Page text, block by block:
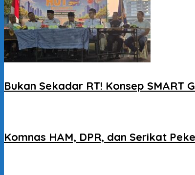
Bukan Sekadar RT! Konsep SMART
Komnas HAM, DPR, dan Serikat